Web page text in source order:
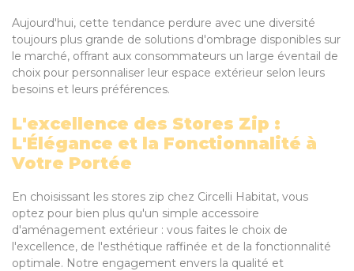
Aujourd'hui, cette tendance perdure avec une diversité
toujours plus grande de solutions d'ombrage disponibles sur
le marché, offrant aux consommateurs un large éventail de
choix pour personnaliser leur espace extérieur selon leurs
besoins et leurs préférences.
L'excellence des Stores Zip :
L'Élégance et la Fonctionnalité à
Votre Portée
En choisissant les stores zip chez Circelli Habitat, vous
optez pour bien plus qu'un simple accessoire
d'aménagement extérieur : vous faites le choix de
l'excellence, de l'esthétique raffinée et de la fonctionnalité
optimale. Notre engagement envers la qualité et